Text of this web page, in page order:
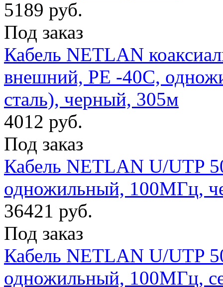
5189 руб.
Под заказ
Кабель NETLAN
внешний, PE -40C,
сталь), черный, 305м
4012 руб.
Под заказ
Кабель NETLAN U/UTP
одножильный, 100МГц,
36421 руб.
Под заказ
Кабель NETLAN U/UTP
одножильный, 100МГц,